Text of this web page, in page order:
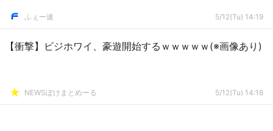
ふぇー速 5/12(Tu) 14:19
【衝撃】ビジホワイ、豪遊開始するｗｗｗｗｗ(※画像あり)
NEWSぽけまとめーる 5/12(Tu) 14:18